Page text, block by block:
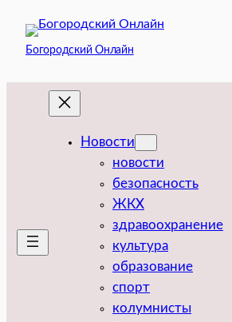
содержимому
Богородский Онлайн
Новости
новости
безопасность
ЖКХ
здравоохранение
культура
образование
спорт
колумнисты